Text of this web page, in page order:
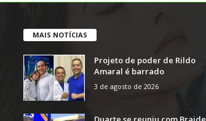
MAIS NOTÍCIAS
Projeto de poder de Rildo
Amaral é barrado
3 de agosto de 2026